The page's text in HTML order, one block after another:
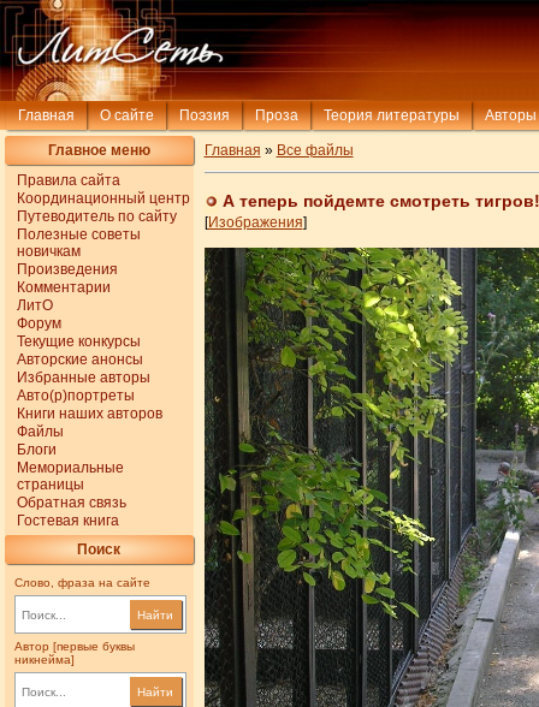
Главная О сайте Поэзия Проза Теория литературы Авторы
Главное меню
Правила сайта
Координационный центр
Путеводитель по сайту
Полезные советы
новичкам
Произведения
Комментарии
ЛитО
Форум
Текущие конкурсы
Авторские анонсы
Избранные авторы
Авто(р)портреты
Книги наших авторов
Файлы
Блоги
Мемориальные
страницы
Обратная связь
Гостевая книга
Поиск
Слово, фраза на сайте
Найти
Автор [первые буквы
никнейма]
Найти
Главная » Все файлы
А теперь пойдемте смотреть
[Изображения]